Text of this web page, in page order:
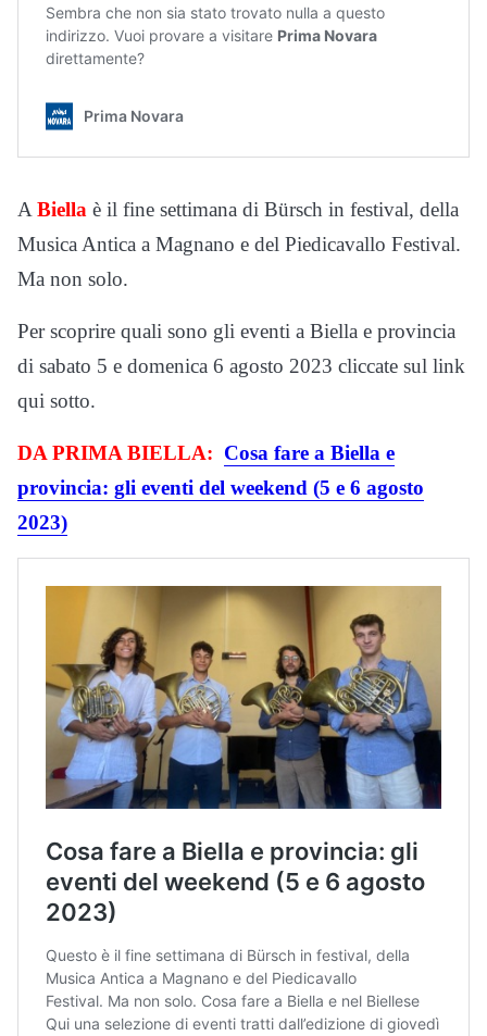
A Biella è il fine settimana di Bürsch in festival, della
Musica Antica a Magnano e del Piedicavallo Festival.
Ma non solo.
Per scoprire quali sono gli eventi a Biella e provincia
di sabato 5 e domenica 6 agosto 2023 cliccate sul link
qui sotto.
DA PRIMA BIELLA: Cosa fare a Biella e
provincia: gli eventi del weekend (5 e 6 agosto
2023)